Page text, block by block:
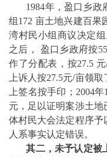
1984年，盈口乡政
组172 亩土地兴建百果
湾村民小组商议决定
之后， 盈口乡政府按
作了分配表，按27.5
上诉人按27.5元/亩领
上签名按手印；2004
元，足以证明案涉土
体村民大会法定程序
人系事实认定错误。
其二，未予认定被